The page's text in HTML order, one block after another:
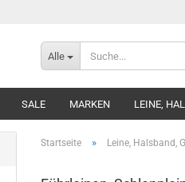
Alle
SALE MARKEN LEINE,
Startseite » Leine, Halsband,